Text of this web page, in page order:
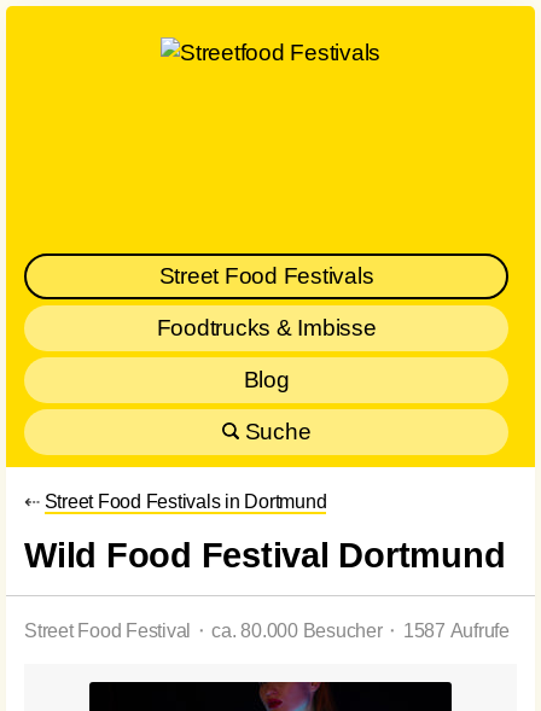
Street Food Festivals
Foodtrucks & Imbisse
Blog
Suche
⇠ Street Food Festivals in Dortmund
Wild Food Festival Dortmund
Street Food Festival ⬝ ca. 80.000 Besucher ⬝ 1587 Aufrufe